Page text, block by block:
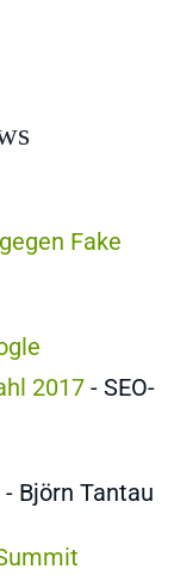
Fake
2017 - SEO-
- Björn Tantau